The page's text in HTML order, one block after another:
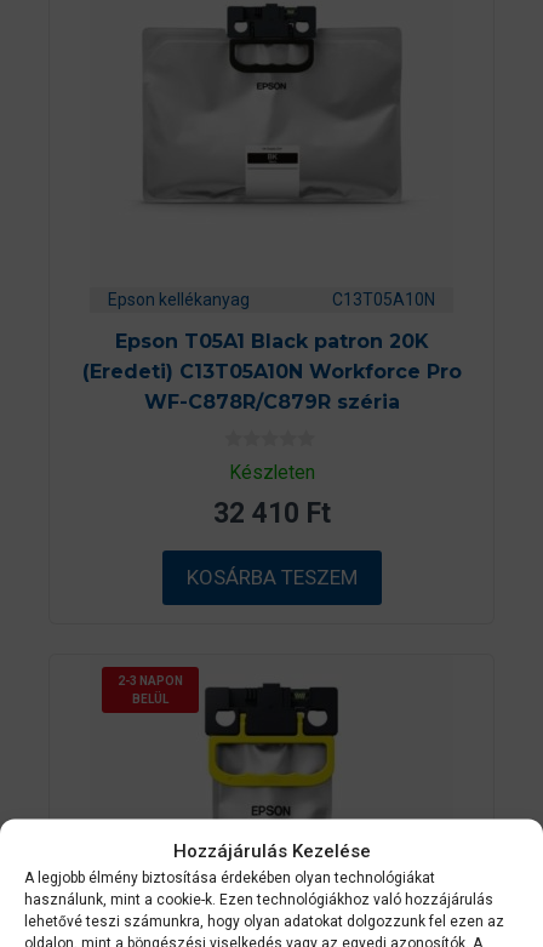
Hozzájárulás Kezelése
A legjobb élmény biztosítása érdekében olyan technológiákat
használunk, mint a cookie-k. Ezen technológiákhoz való hozzájárulás
lehetővé teszi számunkra, hogy olyan adatokat dolgozzunk fel ezen az
oldalon, mint a böngészési viselkedés vagy az egyedi azonosítók. A
Epson kellékanyag C13T05A10N
Epson T05A1 Black patron 20K
(Eredeti) C13T05A10N Workforce Pro
WF-C878R/C879R széria
0
a
5
b
ő
l
Készleten
32 410 Ft
KOSÁRBA TESZEM
2-3 NAPON
BELÜL